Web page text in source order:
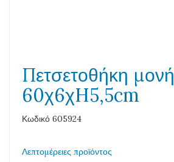
Πετσετοθήκη μονή
60χ6χH5,5cm
Κωδικό 605924
Λεπτομέρειες προϊόντος